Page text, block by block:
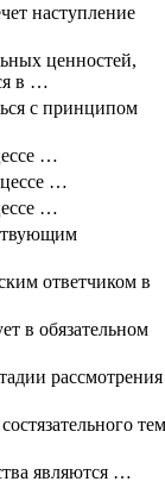
наступление
ценностей,
в …
с принципом
…
…
…
ответчиком в
в обязательном
рассмотрения
являются …